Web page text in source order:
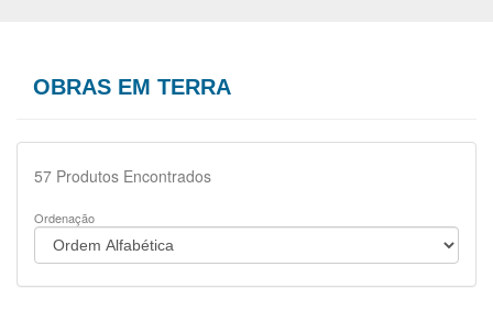
OBRAS EM TERRA
57 Produtos Encontrados
Ordenação